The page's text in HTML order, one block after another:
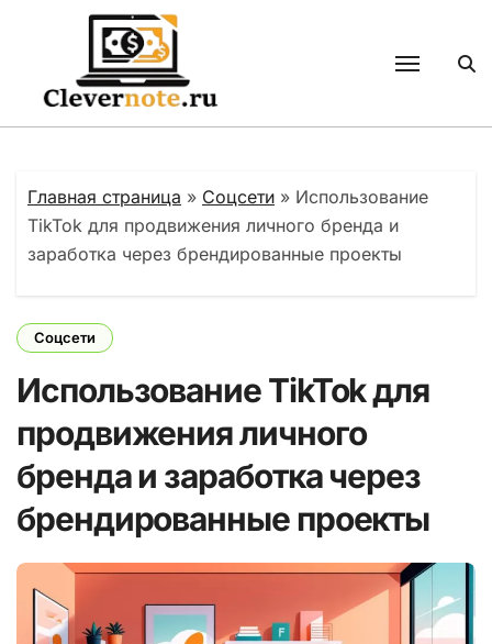
содержанию
Главная страница » Соцсети » Использование
TikTok для продвижения личного бренда и
заработка через брендированные проекты
Соцсети
Использование TikTok для
продвижения личного
бренда и заработка через
брендированные проекты